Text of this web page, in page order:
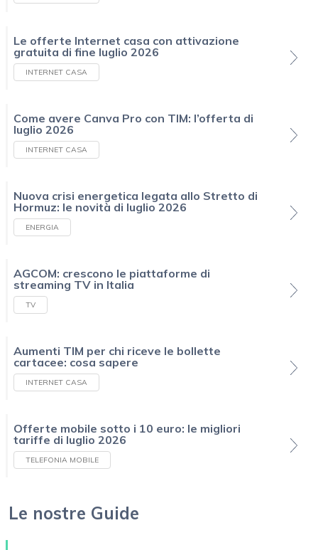
Le offerte Internet casa con attivazione
gratuita di fine luglio 2026
INTERNET CASA
Come avere Canva Pro con TIM: l’offerta di
luglio 2026
INTERNET CASA
Nuova crisi energetica legata allo Stretto di
Hormuz: le novità di luglio 2026
ENERGIA
AGCOM: crescono le piattaforme di
streaming TV in Italia
TV
Aumenti TIM per chi riceve le bollette
cartacee: cosa sapere
INTERNET CASA
Offerte mobile sotto i 10 euro: le migliori
tariffe di luglio 2026
TELEFONIA MOBILE
Le nostre Guide